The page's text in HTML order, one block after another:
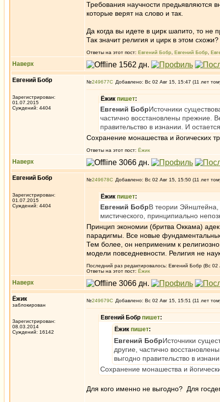
Требования научности предьявляются
которые верят на слово и так.
Да когда вы идете в цирк шапито, то не
Так значит религия и цирк в этом схожи?
Ответы на этот пост: Евгений Бобр Евгений Бобр
Наверх
Евгений Бобр
Зарегистрирован:
01.07.2015
Суждений: 4404
№249677 Добавлено: Вс 02 Авг 15, 15:47 (11 лет
Ёжик пишет:
Евгений БобрИсточники
частично восстановлены прежние.
правительство в изнании. И
Сохранение монашества и йогических
Ответы на этот пост: Ёжик
Наверх
Евгений Бобр
Зарегистрирован:
01.07.2015
Суждений: 4404
№249678 Добавлено: Вс 02 Авг 15, 15:50 (11 лет
Ёжик пишет:
Евгений БобрВ теории
мистического, принципиально
Принцип экономии (бритва Оккама)
парадигмы. Все новые
Тем более, он неприменим к
модели повседневности. Религия не
Последний раз редактировалось: Евгений Бобр (Вс 02
Ответы на этот пост: Ёжик
Наверх
Ёжик
заблокирован
Зарегистрирован:
08.03.2014
Суждений: 16142
№249679 Добавлено: Вс 02 Авг 15, 15:51 (11 лет
Евгений Бобр пишет:
Ёжик пишет:
Евгений БобрИсточники
другие, частично
выгодно правительство в
Сохранение монашества и
Для кого именно не выгодно? Для